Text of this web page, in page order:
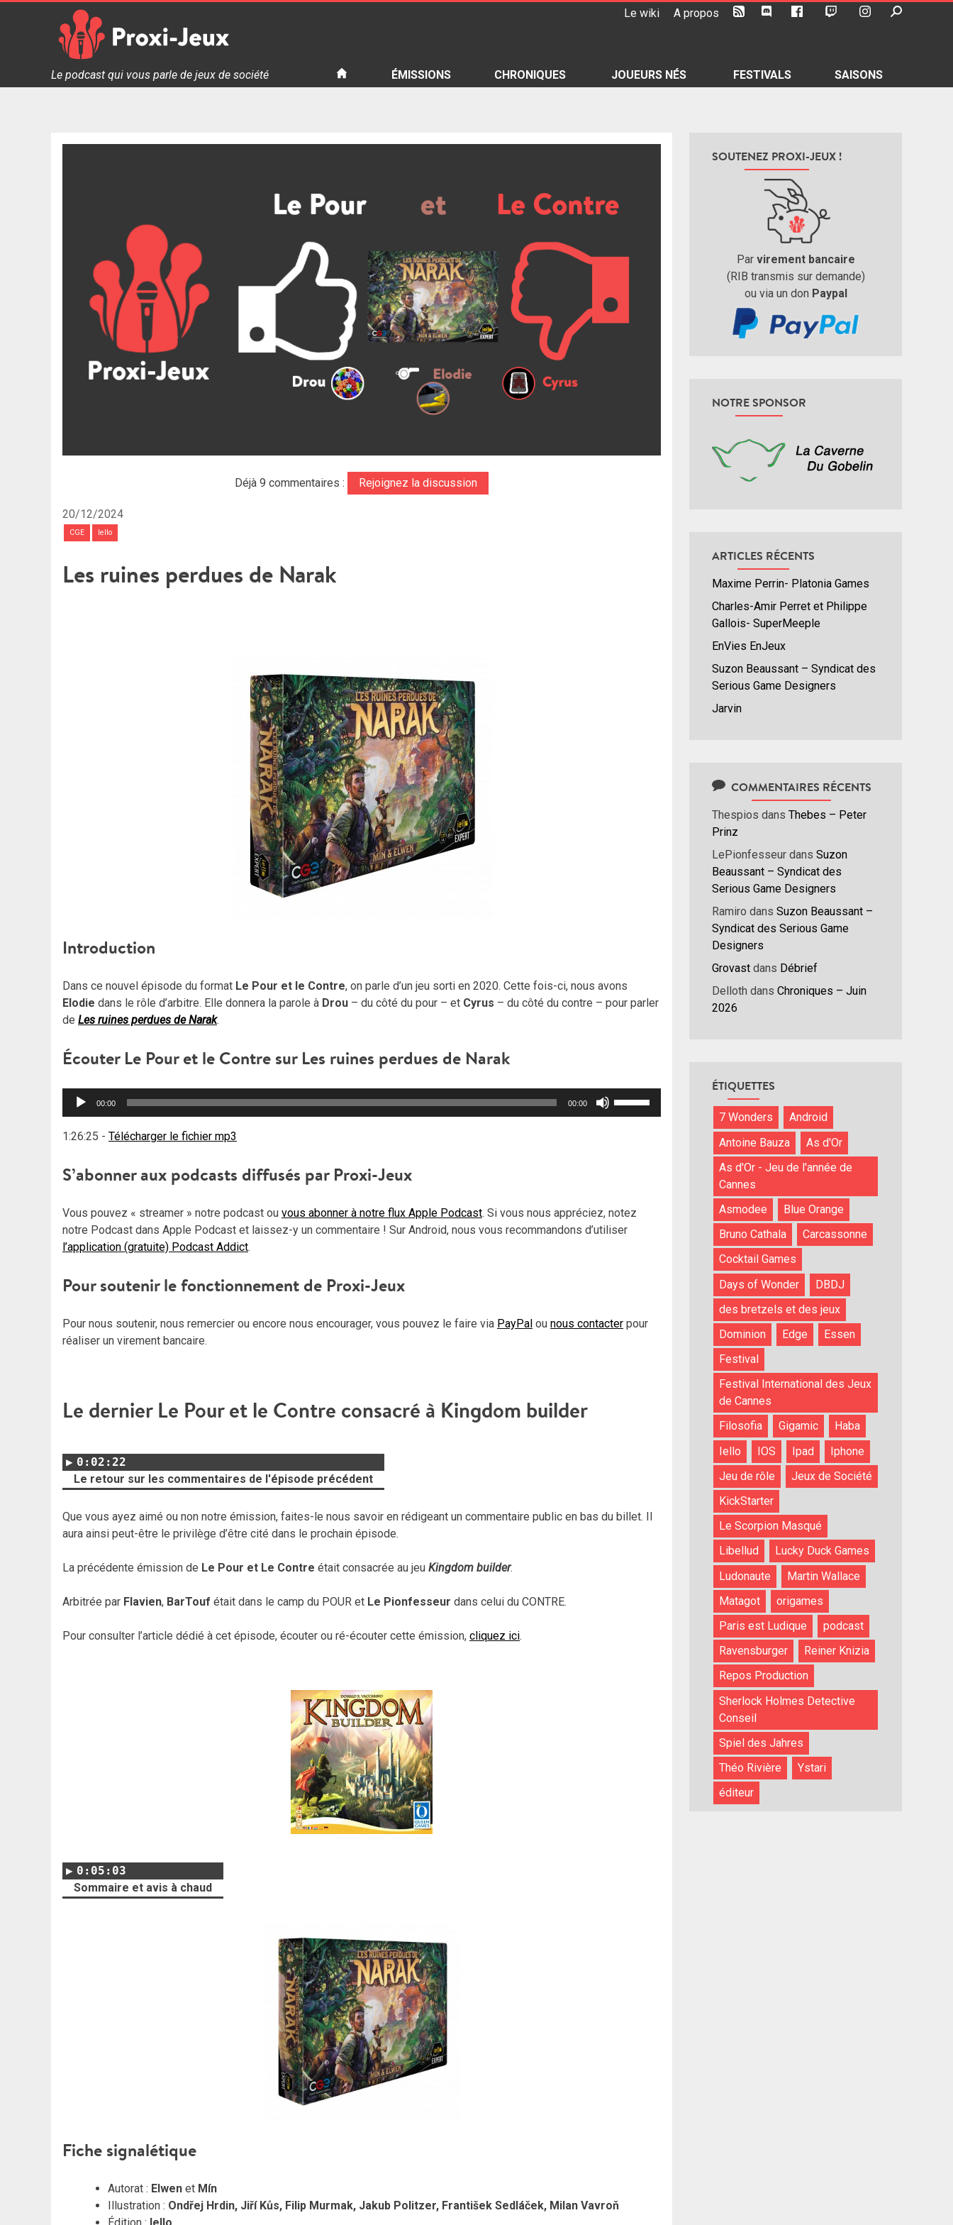
Le wiki A propos
Proxi Jeux - Le podcast qui vous parle de jeux de société
Le podcast qui vous parle de jeux de société ÉMISSIONS CHRONIQUES JOUEURS NÉS FESTIVALS SAISONS
Déjà 9 commentaires : Rejoignez la discussion
20/12/2024
CGE Iello
Les ruines perdues de Narak
Introduction
Dans ce nouvel épisode du format Le Pour et le Contre, on parle d’un jeu sorti en 2020. Cette fois-ci, nous avons
Elodie dans le rôle d’arbitre. Elle donnera la parole à Drou – du côté du pour – et Cyrus – du côté du contre – pour parler
de Les ruines perdues de Narak.
Écouter Le Pour et le Contre sur Les ruines perdues de Narak
Lecteur
00:00 00:00
diminuer
le
1:26:25 - Télécharger le fichier mp3
S’abonner aux podcasts diffusés par Proxi-Jeux
Vous pouvez « streamer » notre podcast ou vous abonner à notre flux Apple Podcast. Si vous nous appréciez, notez
notre Podcast dans Apple Podcast et laissez-y un commentaire ! Sur Android, nous vous recommandons d’utiliser
l’application (gratuite) Podcast Addict.
Pour soutenir le fonctionnement de Proxi-Jeux
Pour nous soutenir, nous remercier ou encore nous encourager, vous pouvez le faire via PayPal ou nous contacter pour
réaliser un virement bancaire.
Le dernier Le Pour et le Contre consacré à Kingdom builder
0:02:22
Le retour sur les commentaires de l'épisode précédent
Que vous ayez aimé ou non notre émission, faites-le nous savoir en rédigeant un commentaire public en bas du billet. Il
aura ainsi peut-être le privilège d’être cité dans le prochain épisode.
La précédente émission de Le Pour et Le Contre était consacrée au jeu Kingdom builder.
Arbitrée par Flavien, BarTouf était dans le camp du POUR et Le Pionfesseur dans celui du CONTRE.
Pour consulter l’article dédié à cet épisode, écouter ou ré-écouter cette émission, cliquez ici.
0:05:03
Sommaire et avis à chaud
Fiche signalétique
Autorat : Elwen et Mín
Illustration : Ondřej Hrdin, Jiří Kůs, Filip Murmak, Jakub Politzer, František Sedláček, Milan Vavroň
SOUTENEZ PROXI-JEUX !
Par virement bancaire
(RIB transmis sur demande)
ou via un don Paypal
NOTRE SPONSOR
ARTICLES RÉCENTS
Maxime Perrin- Platonia Games
Charles-Amir Perret et Philippe
Gallois- SuperMeeple
EnVies EnJeux
Suzon Beaussant – Syndicat des
Serious Game Designers
Jarvin
COMMENTAIRES RÉCENTS
Thespios dans Thebes – Peter
Prinz
LePionfesseur dans Suzon
Beaussant – Syndicat des
Serious Game Designers
Ramiro dans Suzon Beaussant –
Syndicat des Serious Game
Designers
Grovast dans Débrief
Delloth dans Chroniques – Juin
2026
ÉTIQUETTES
7 Wonders
Android
Antoine Bauza
As d'Or
As d'Or - Jeu de l'année de
Cannes
Asmodee
Blue Orange
Bruno Cathala
Carcassonne
Cocktail Games
Days of Wonder
DBDJ
des bretzels et des jeux
Dominion
Edge
Essen
Festival
Festival International des Jeux
de Cannes
Filosofia
Gigamic
Haba
Iello
IOS Ipad
Iphone
Jeu de rôle
Jeux de Société
KickStarter
Le Scorpion Masqué
Libellud
Lucky Duck Games
Ludonaute
Martin Wallace
Matagot
origames
Paris est Ludique
podcast
Ravensburger
Reiner Knizia
Repos Production
Sherlock Holmes Detective
Conseil
Spiel des Jahres
Théo Rivière
Ystari
éditeur